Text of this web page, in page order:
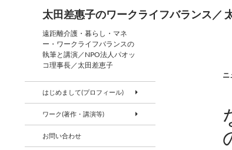
太田差惠子のワークライフバランス／
ニ
遠距離介護・暮らし・マネ
ー・ワークライフバランスの
執筆と講演／NPO法人パオッ
コ理事長／太田差恵子
はじめまして(プロフィール)
ワーク(著作・講演等)
お問い合わせ